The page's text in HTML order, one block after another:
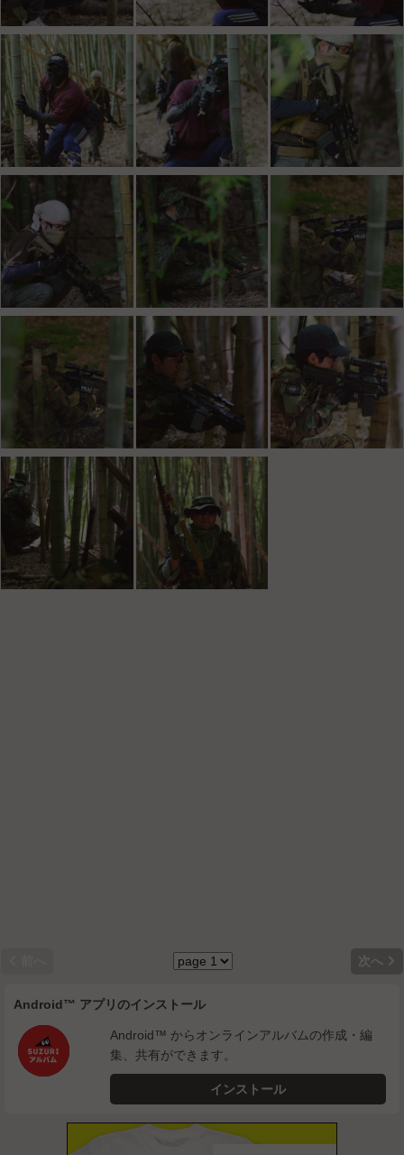
次へ 
Android™ アプリのインストール
Android™ からオンラインアルバムの作成・編
集、共有ができます。
インストール